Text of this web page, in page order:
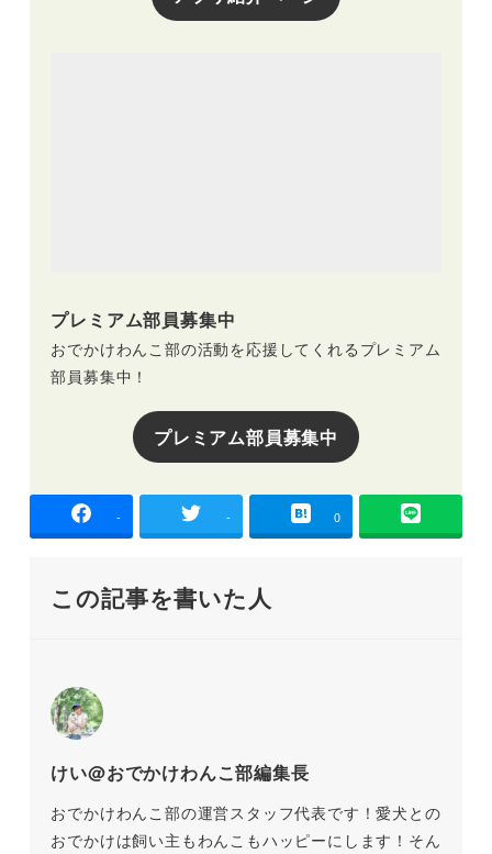
プレミアム部員募集中
おでかけわんこ部の活動を応援してくれるプレミアム
部員募集中！
プレミアム部員募集中
- - 0
この記事を書いた人
けい@おでかけわんこ部編集長
おでかけわんこ部の運営スタッフ代表です！愛犬との
おでかけは飼い主もわんこもハッピーにします！そん